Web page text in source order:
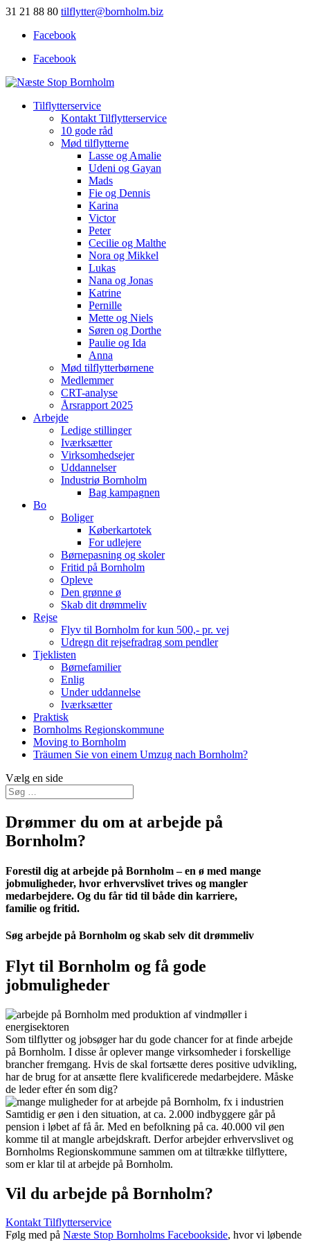
31 21 88 80 tilflytter@bornholm.biz
Facebook
Facebook
Tilflytterservice
Kontakt Tilflytterservice
10 gode råd
Mød tilflytterne
Lasse og Amalie
Udeni og Gayan
Mads
Fie og Dennis
Karina
Victor
Peter
Cecilie og Malthe
Nora og Mikkel
Lukas
Nana og Jonas
Katrine
Pernille
Mette og Niels
Søren og Dorthe
Paulie og Ida
Anna
Mød tilflytterbørnene
Medlemmer
CRT-analyse
Årsrapport 2025
Arbejde
Ledige stillinger
Iværksætter
Virksomhedsejer
Uddannelser
Industriø Bornholm
Bag kampagnen
Bo
Boliger
Køberkartotek
For udlejere
Børnepasning og skoler
Fritid på Bornholm
Opleve
Den grønne ø
Skab dit drømmeliv
Rejse
Flyv til Bornholm for kun 500,- pr. vej
Udregn dit rejsefradrag som pendler
Tjeklisten
Børnefamilier
Enlig
Under uddannelse
Iværksætter
Praktisk
Bornholms Regionskommune
Moving to Bornholm
Träumen Sie von einem Umzug nach Bornholm?
Vælg en side
Drømmer du om at arbejde på
Bornholm?
Forestil dig at arbejde på Bornholm – en ø med mange
jobmuligheder, hvor erhvervslivet trives og mangler
medarbejdere. Og du får tid til både din karriere,
familie og fritid.
Søg arbejde på Bornholm og skab selv dit drømmeliv
Flyt til Bornholm og få gode
jobmuligheder
Som tilflytter og jobsøger har du gode chancer for at finde arbejde
på Bornholm. I disse år oplever mange virksomheder i forskellige
brancher fremgang. Hvis de skal fortsætte deres positive udvikling,
har de brug for at ansætte flere kvalificerede medarbejdere. Måske
de leder efter én som dig?
Samtidig er øen i den situation, at ca. 2.000 indbyggere går på
pension i løbet af få år. Med en befolkning på ca. 40.000 vil øen
komme til at mangle arbejdskraft. Derfor arbejder erhvervslivet og
Bornholms Regionskommune sammen om at tiltrække tilflyttere,
som er klar til at arbejde på Bornholm.
Vil du arbejde på Bornholm?
Kontakt Tilflytterservice
Følg med på Næste Stop Bornholms Facebookside, hvor vi løbende